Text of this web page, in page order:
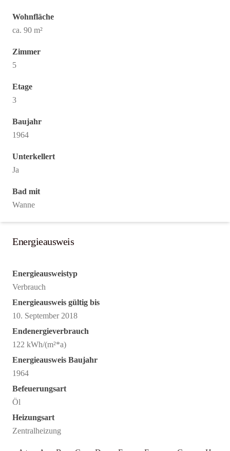
Wohnfläche
ca. 90 m²
Zimmer
5
Etage
3
Baujahr
1964
Unterkellert
Ja
Bad mit
Wanne
Energieausweis
Energieausweistyp
Verbrauch
Energieausweis gültig bis
10. September 2018
Endenergieverbrauch
122 kWh/(m²*a)
Energieausweis Baujahr
1964
Befeuerungsart
Öl
Heizungsart
Zentralheizung